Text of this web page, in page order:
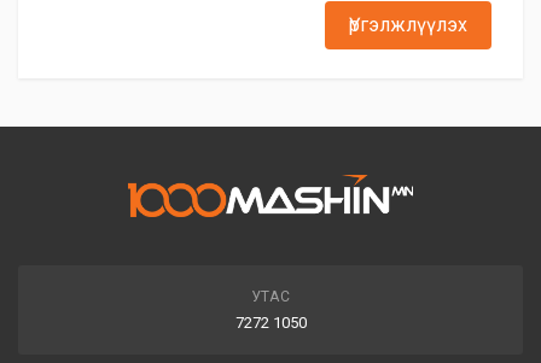
Үргэлжлүүлэх
УТАС
7272 1050